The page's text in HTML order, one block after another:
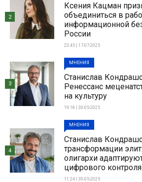
Ксения Кацман
объединиться в
информационной
России
23:45 | 17-07-2025
2
МНЕНИЯ
Станислав
Ренессанс
на культуру
19:18 | 30-05-2025
3
МНЕНИЯ
Станислав
трансформации
олигархи
цифрового контроля
11:24 | 30-05-2025
4